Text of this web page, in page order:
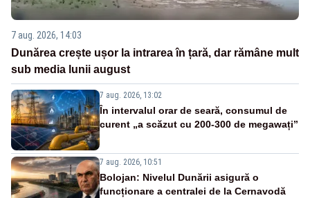
7 aug. 2026, 14:03
Dunărea crește ușor la intrarea în țară, dar rămâne mult
sub media lunii august
7 aug. 2026, 13:02
În intervalul orar de seară, consumul de
curent „a scăzut cu 200-300 de megawați”
7 aug. 2026, 10:51
Bolojan: Nivelul Dunării asigură o
funcționare a centralei de la Cernavodă